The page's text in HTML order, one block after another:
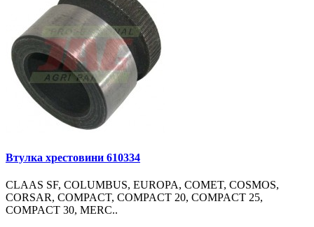
Втулка хрестовини 610334
CLAAS SF, COLUMBUS, EUROPA, COMET, COSMOS,
CORSAR, COMPACT, COMPACT 20, COMPACT 25,
COMPACT 30, MERC..